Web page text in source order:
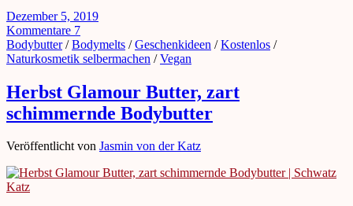
Dezember 5, 2019
Kommentare 7
Bodybutter/Bodymelts /Geschenkideen /Kostenlos /
Naturkosmetik selbermachen /Vegan
Herbst Glamour Butter, zart
schimmernde Bodybutter
Veröffentlicht von Jasmin von der Katz